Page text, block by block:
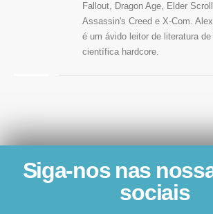
Fallout, Dragon Age, Elder
Assassin's Creed e X-Com.
é um ávido leitor de literatura
científica hardcore.
Siga-nos nas
sociais